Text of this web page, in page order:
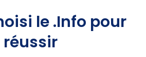
le .Info pour
réussir